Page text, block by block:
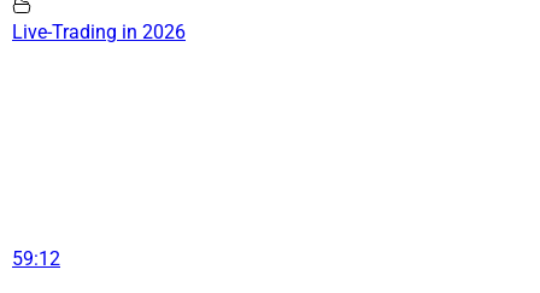
Live-Trading in 2026
59:12